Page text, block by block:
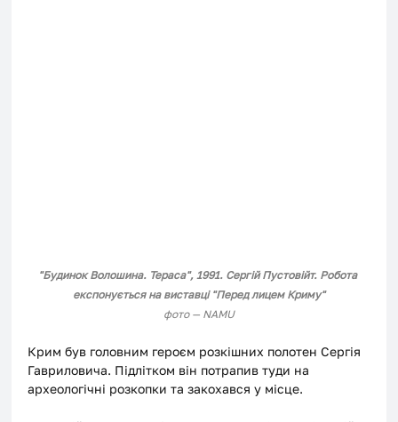
"Будинок Волошина. Тераса", 1991. Сергій Пустовійт. Робота
експонується на виставці "Перед лицем Криму"
фото — NAMU
Крим був головним героєм розкішних полотен Сергія
Гавриловича. Підлітком він потрапив туди на
археологічні розкопки та закохався у місце.